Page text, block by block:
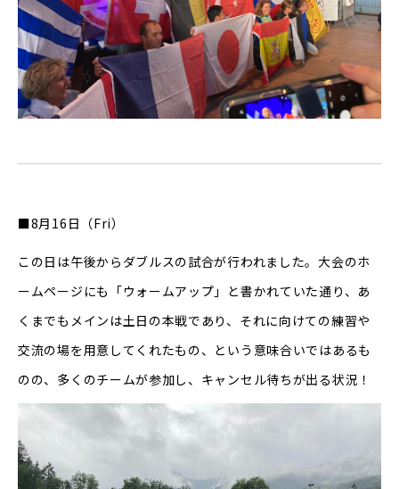
■8月16日（Fri）
この日は午後からダブルスの試合が行われました。大会のホ
ームページにも「ウォームアップ」と書かれていた通り、あ
くまでもメインは土日の本戦であり、それに向けての練習や
交流の場を用意してくれたもの、という意味合いではあるも
のの、多くのチームが参加し、キャンセル待ちが出る状況！